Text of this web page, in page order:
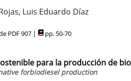
Luis Eduardo Díaz
PDF 907 | pp. 50-70
para la producción de
forbiodiesel production